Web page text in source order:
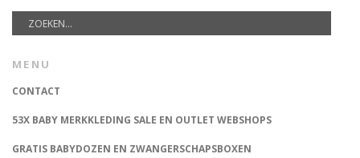
MENU
CONTACT
53X BABY MERKKLEDING SALE EN OUTLET WEBSHOPS
GRATIS BABYDOZEN EN ZWANGERSCHAPSBOXEN